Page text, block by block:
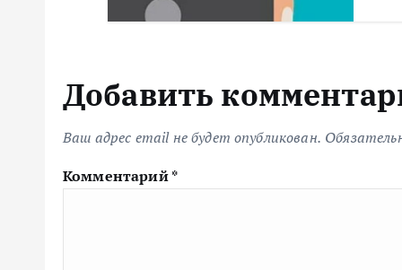
Добавить
Ваш адрес email не будет опубликован.
Комментарий*